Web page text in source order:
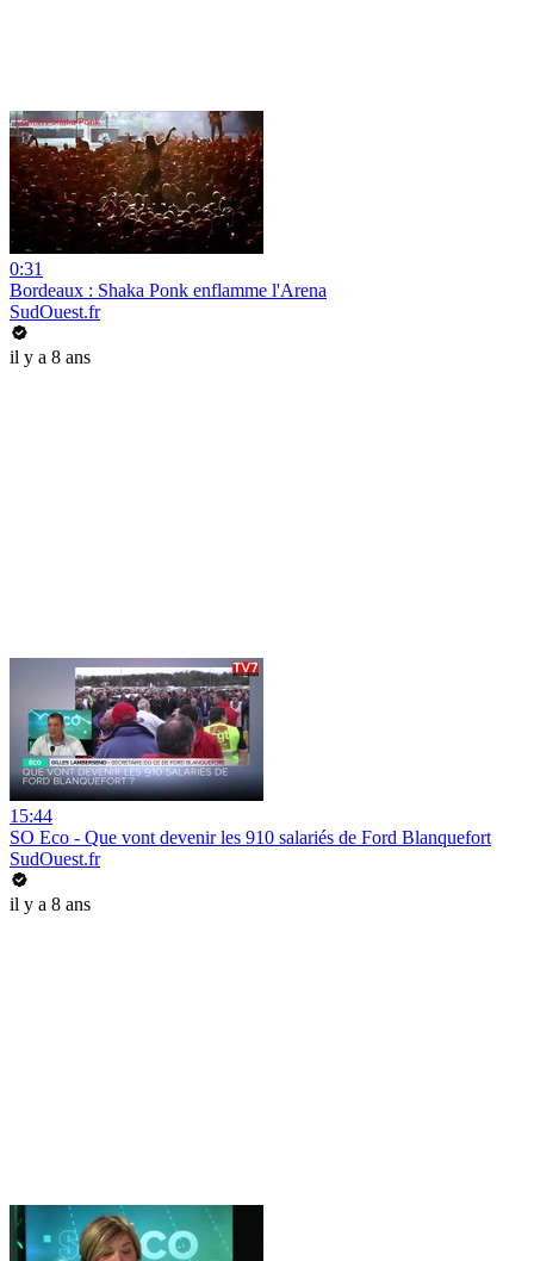
0:31
Bordeaux : Shaka Ponk enflamme l'Arena
SudOuest.fr
il y a 8 ans
15:44
SO Eco - Que vont devenir les 910 salariés de Ford Blanquefort
SudOuest.fr
il y a 8 ans